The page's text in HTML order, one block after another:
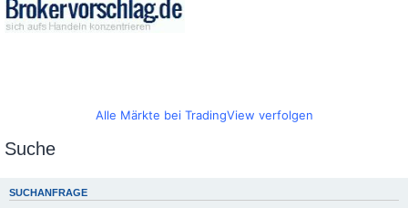
Alle Märkte bei TradingView verfolgen
Suche
SUCHANFRAGE